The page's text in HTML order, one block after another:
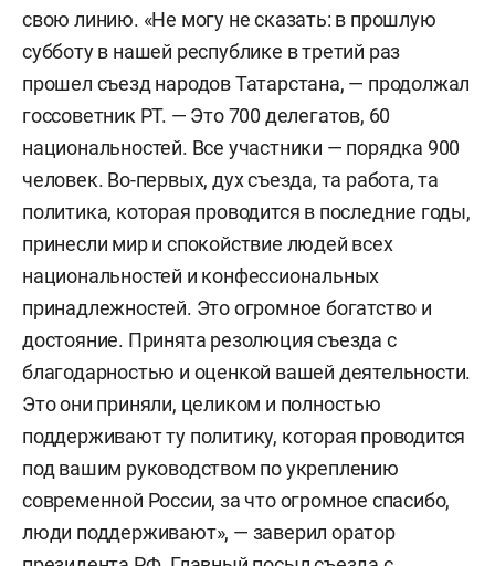
свою линию. «Не могу не сказать: в прошлую
субботу в нашей республике в третий раз
прошел съезд народов Татарстана, — продолжал
госсоветник РТ. — Это 700 делегатов, 60
национальностей. Все участники — порядка 900
человек. Во-первых, дух съезда, та работа, та
политика, которая проводится в последние годы,
принесли мир и спокойствие людей всех
национальностей и конфессиональных
принадлежностей. Это огромное богатство и
достояние. Принята резолюция съезда с
благодарностью и оценкой вашей деятельности.
Это они приняли, целиком и полностью
поддерживают ту политику, которая проводится
под вашим руководством по укреплению
современной России, за что огромное спасибо,
люди поддерживают», — заверил оратор